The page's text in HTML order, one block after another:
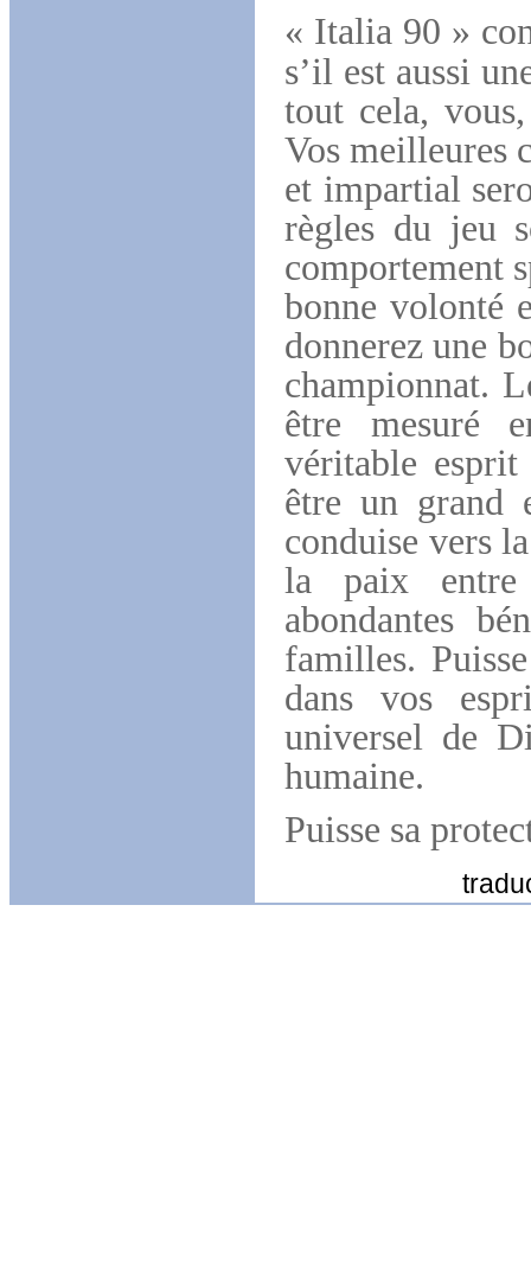
« Italia 90 »
s’il est aussi
tout cela,
Vos meilleures
et impartial
règles du jeu
comportement
bonne volonté
donnerez une
championnat.
être mesuré
véritable
être un grand
conduise vers
la paix entre
abondantes
familles.
dans vos
universel de
humaine.
Puisse sa
traduction :